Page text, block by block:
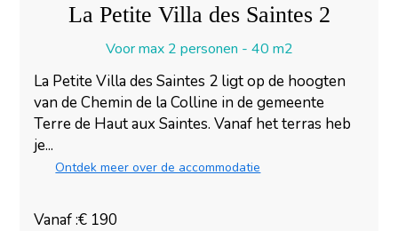
La Petite Villa des Saintes 2
Voor max 2 personen - 40 m2
La Petite Villa des Saintes 2 ligt op de hoogten
van de Chemin de la Colline in de gemeente
Terre de Haut aux Saintes. Vanaf het terras heb
je...
Ontdek meer over de accommodatie
Vanaf :€ 190